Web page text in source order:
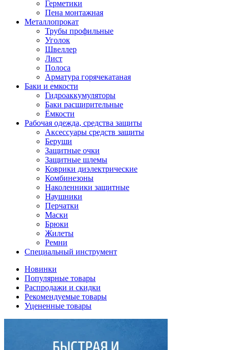
Герметики
Пена монтажная
Металлопрокат
Трубы профильные
Уголок
Швеллер
Лист
Полоса
Арматура горячекатаная
Баки и емкости
Гидроаккумуляторы
Баки расширительные
Ёмкости
Рабочая одежда, средства защиты
Аксессуары средств защиты
Беруши
Защитные очки
Защитные шлемы
Коврики диэлектрические
Комбинезоны
Наколенники защитные
Наушники
Перчатки
Маски
Брюки
Жилеты
Ремни
Специальный инструмент
Новинки
Популярные товары
Распродажи и скидки
Рекомендуемые товары
Уцененные товары